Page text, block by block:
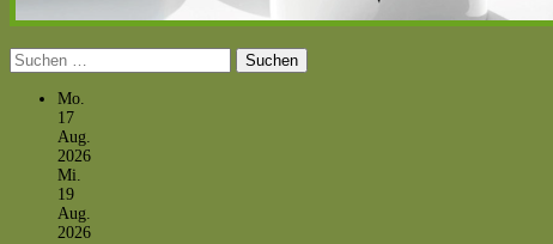
Suchen
nach:
Mo.
17
Aug.
2026
Mi.
19
Aug.
2026